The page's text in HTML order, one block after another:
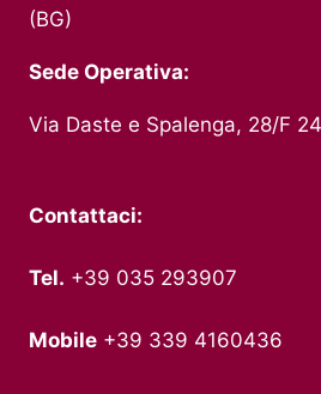
(BG)
Sede Operativa:
Via Daste e Spalenga, 28/F
Contattaci:
Tel. +39 035 293907
Mobile +39 339 4160436